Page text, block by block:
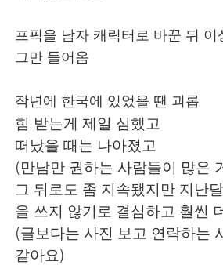
繁體中文 Español
العربية Français
Deutsch 日本語
한국어
프픽을 남자 캐릭터로 바꾼 뒤 이
그만 들어옴
작년에 한국에 있었을 땐 괴롭
힘 받는게 제일 심했고
떠났을 때는 나아졌고
(만남만 권하는 사람들이 많은
그 뒤로도 좀 지속됐지만 지난
을 쓰지 않기로 결심하고 훨씬
(글보다는 사진 보고 연락하는
같아요)